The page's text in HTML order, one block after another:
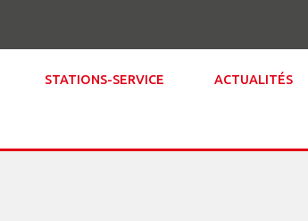
STATIONS-SERVICE ACTUALITÉS